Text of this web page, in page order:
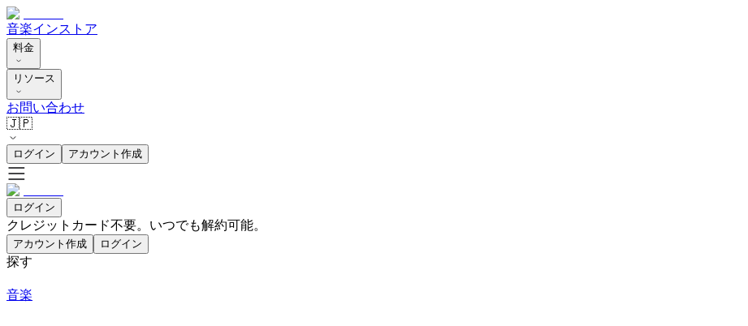
音楽インストア
料金
リソース
お問い合わせ
🇯🇵
ログイン アカウント作成
ログイン
クレジットカード不要。いつでも解約可能。
アカウント作成 ログイン
探す
音楽